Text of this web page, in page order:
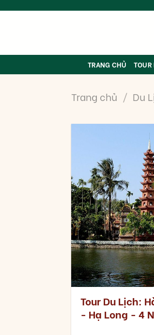
TRANG CHỦ
Trang chủ / Du
Tour Du Lịch:
- Hạ Long - 4